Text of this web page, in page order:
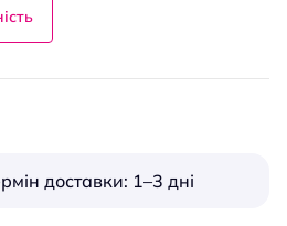
доставки: 1–3 дні